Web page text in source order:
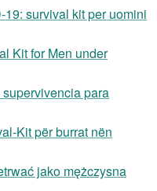
survival kit per uomini
Kit for Men under
para
Kit për burrat nën
jako mężczysna